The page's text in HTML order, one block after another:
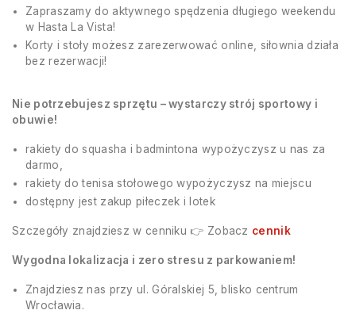
Zapraszamy do aktywnego spędzenia długiego weekendu
w Hasta La Vista!
Korty i stoły możesz zarezerwować online, siłownia działa
bez rezerwacji!
Nie potrzebujesz sprzętu – wystarczy strój sportowy i
obuwie!
rakiety do squasha i badmintona wypożyczysz u nas za
darmo,
rakiety do tenisa stołowego wypożyczysz na miejscu
dostępny jest zakup piłeczek i lotek
Szczegóły znajdziesz w cenniku 👉 Zobacz cennik
Wygodna lokalizacja i zero stresu z parkowaniem!
Znajdziesz nas przy ul. Góralskiej 5, blisko centrum
Wrocławia.